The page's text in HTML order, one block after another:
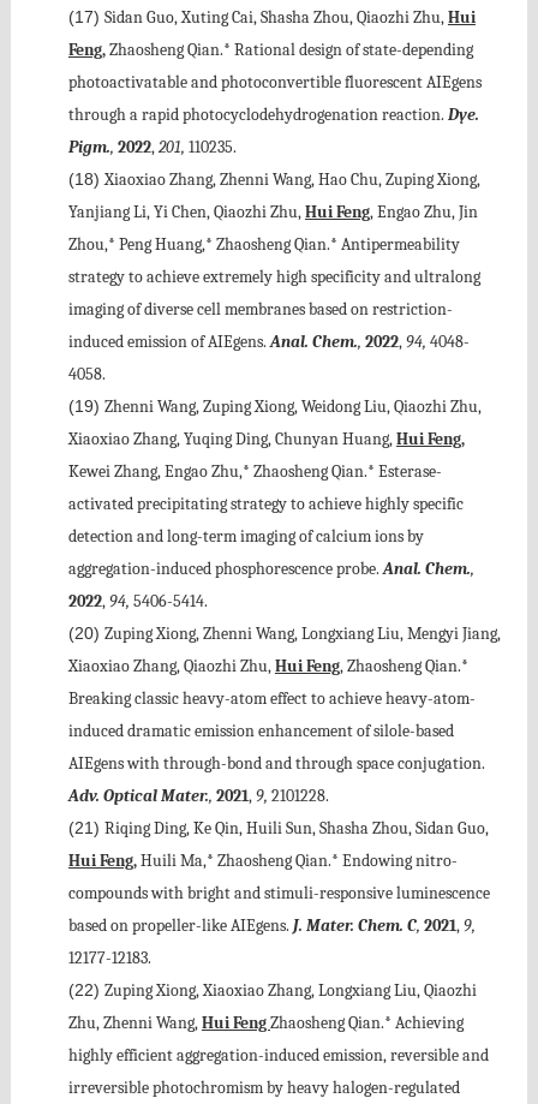
(17) Sidan Guo, Xuting Cai, Shasha Zhou, Qiaozhi Zhu,Hui
Feng,Zhaosheng Qian.* Rational design of state-depending
photoactivatable and photoconvertible fluorescent AIEgens
through a rapid photocyclodehydrogenation reaction. Dye.
Pigm., 2022,201, 110235.
(18) Xiaoxiao Zhang, Zhenni Wang, Hao Chu, Zuping Xiong,
Yanjiang Li, Yi Chen, Qiaozhi Zhu,Hui Feng, Engao Zhu, Jin
Zhou,* Peng Huang,* Zhaosheng Qian.* Antipermeability
strategy to achieve extremely high specificity and ultralong
imaging of diverse cell membranes based on restriction-
induced emission of AIEgens.Anal. Chem., 2022,94, 4048-
4058.
(19) Zhenni Wang, Zuping Xiong, Weidong Liu, Qiaozhi Zhu,
Xiaoxiao Zhang, Yuqing Ding, Chunyan Huang,Hui Feng,
Kewei Zhang, Engao Zhu,* Zhaosheng Qian.* Esterase-
activated precipitating strategy to achieve highly specific
detection and long-term imaging of calcium ions by
aggregation-induced phosphorescence probe.Anal. Chem.,
2022,94, 5406-5414.
(20) Zuping Xiong, Zhenni Wang, Longxiang Liu, Mengyi Jiang,
Xiaoxiao Zhang, Qiaozhi Zhu,Hui Feng, Zhaosheng Qian.*
Breaking classic heavy-atom effect to achieve heavy-atom-
induced dramatic emission enhancement of silole-based
AIEgens with through-bond and through space conjugation.
Adv. Optical Mater., 2021,9, 2101228.
(21) Riqing Ding, Ke Qin, Huili Sun, Shasha Zhou, Sidan Guo,
Hui Feng,Huili Ma,* Zhaosheng Qian.* Endowing nitro-
compounds with bright and stimuli-responsive luminescence
based on propeller-like AIEgens. J. Mater. Chem. C, 2021,9,
12177-12183.
(22) Zuping Xiong, Xiaoxiao Zhang, Longxiang Liu, Qiaozhi
Zhu, Zhenni Wang,Hui FengZhaosheng Qian.* Achieving
highly efficient aggregation-induced emission, reversible and
irreversible photochromism by heavy halogen-regulated